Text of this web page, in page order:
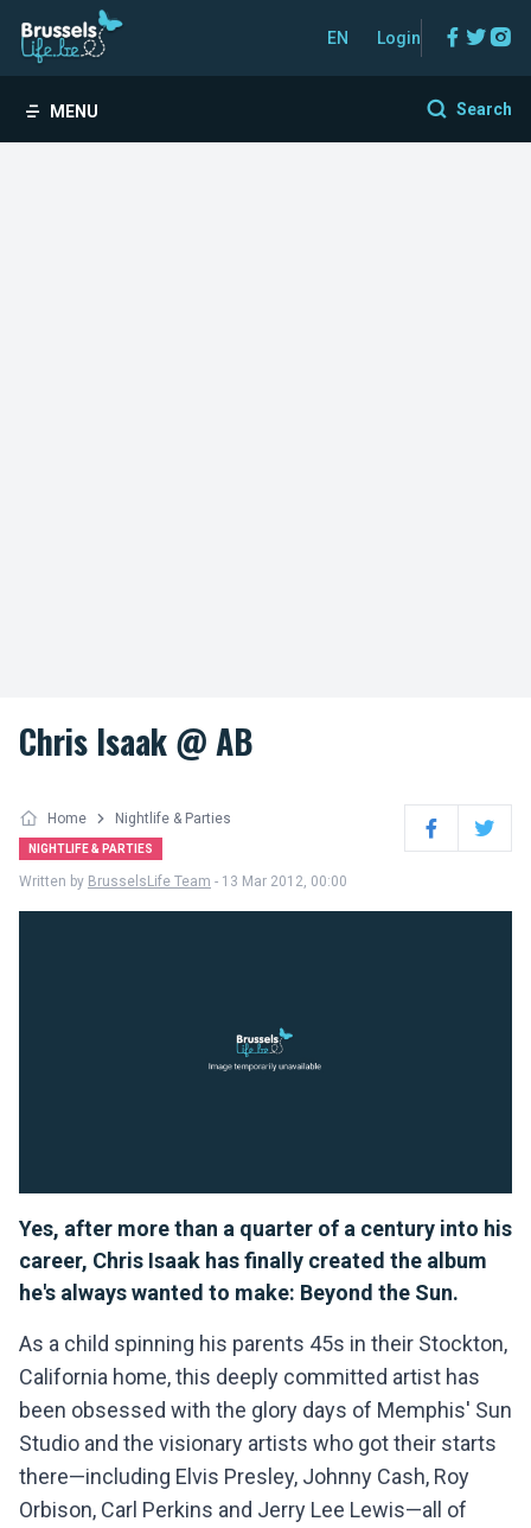
EN Login
MENU Search
Chris Isaak @ AB
Home Nightlife & Parties
NIGHTLIFE & PARTIES FacebookTwitter
Written by BrusselsLife Team - 13 Mar 2012, 00:00
Yes, after more than a quarter of a century into his
career, Chris Isaak has finally created the album
he's always wanted to make: Beyond the Sun.
As a child spinning his parents 45s in their Stockton,
California home, this deeply committed artist has
been obsessed with the glory days of Memphis' Sun
Studio and the visionary artists who got their starts
there—including Elvis Presley, Johnny Cash, Roy
Orbison, Carl Perkins and Jerry Lee Lewis—all of